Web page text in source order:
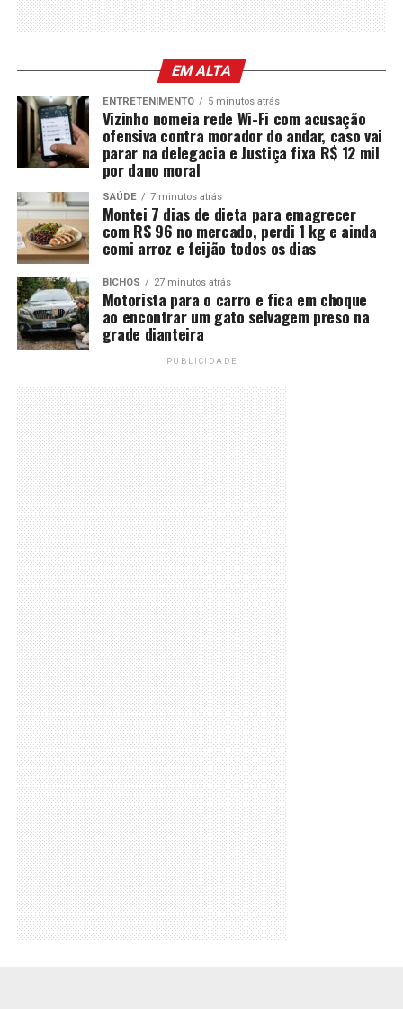
EM ALTA
ENTRETENIMENTO 5 minutos atrás
Vizinho nomeia rede Wi-Fi com acusação
ofensiva contra morador do andar, caso vai
parar na delegacia e Justiça fixa R$ 12 mil
por dano moral
SAÚDE 7 minutos atrás
Montei 7 dias de dieta para emagrecer
com R$ 96 no mercado, perdi 1 kg e ainda
comi arroz e feijão todos os dias
BICHOS 27 minutos atrás
Motorista para o carro e fica em choque
ao encontrar um gato selvagem preso na
grade dianteira
PUBLICIDADE